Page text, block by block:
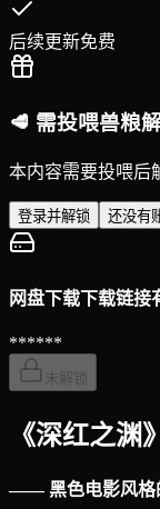
后续更新免费
🥩 需投喂兽粮
本内容需要投喂后
登录并解锁 还没有
网盘下载下载链接
******
未解锁
《深红之渊
—— 黑色电影风格